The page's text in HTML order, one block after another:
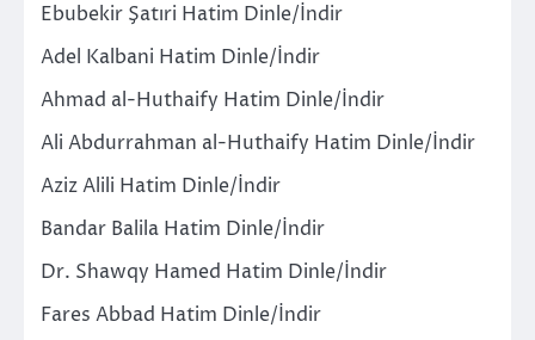
Ebubekir Şatıri Hatim Dinle/İndir
Adel Kalbani Hatim Dinle/İndir
Ahmad al-Huthaify Hatim Dinle/İndir
Ali Abdurrahman al-Huthaify Hatim Dinle/İndir
Aziz Alili Hatim Dinle/İndir
Bandar Balila Hatim Dinle/İndir
Dr. Shawqy Hamed Hatim Dinle/İndir
Fares Abbad Hatim Dinle/İndir